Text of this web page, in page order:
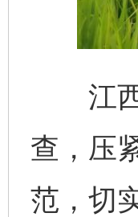
江西
查，压
范，切